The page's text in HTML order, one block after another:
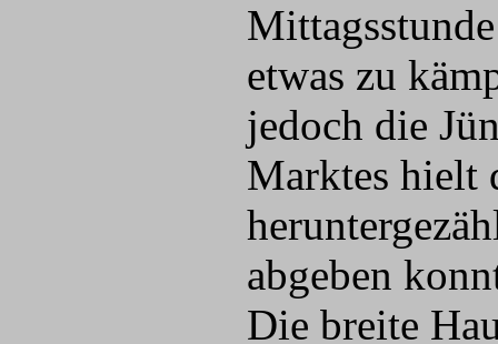
etwas zu
jedoch die
Marktes hielt
abgeben
Die breite